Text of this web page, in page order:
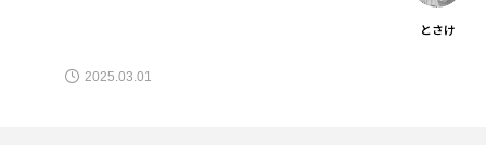
とさけ
2025.03.01